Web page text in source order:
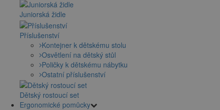
Juniorská židle
Příslušenství
Kontejner k dětskému stolu
Osvětlení na dětský stůl
Poličky k dětskému nábytku
Ostatní příslušenství
Dětský rostoucí set
Ergonomické pomůcky